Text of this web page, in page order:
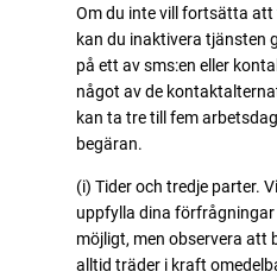
Om du inte vill fortsätta
kan du inaktivera tjänsten
på ett av sms:en eller
något av de
kan ta tre till fem
begäran.
(i) Tider och tredje parter.
uppfylla dina
möjligt, men observera att
alltid träder i kraft